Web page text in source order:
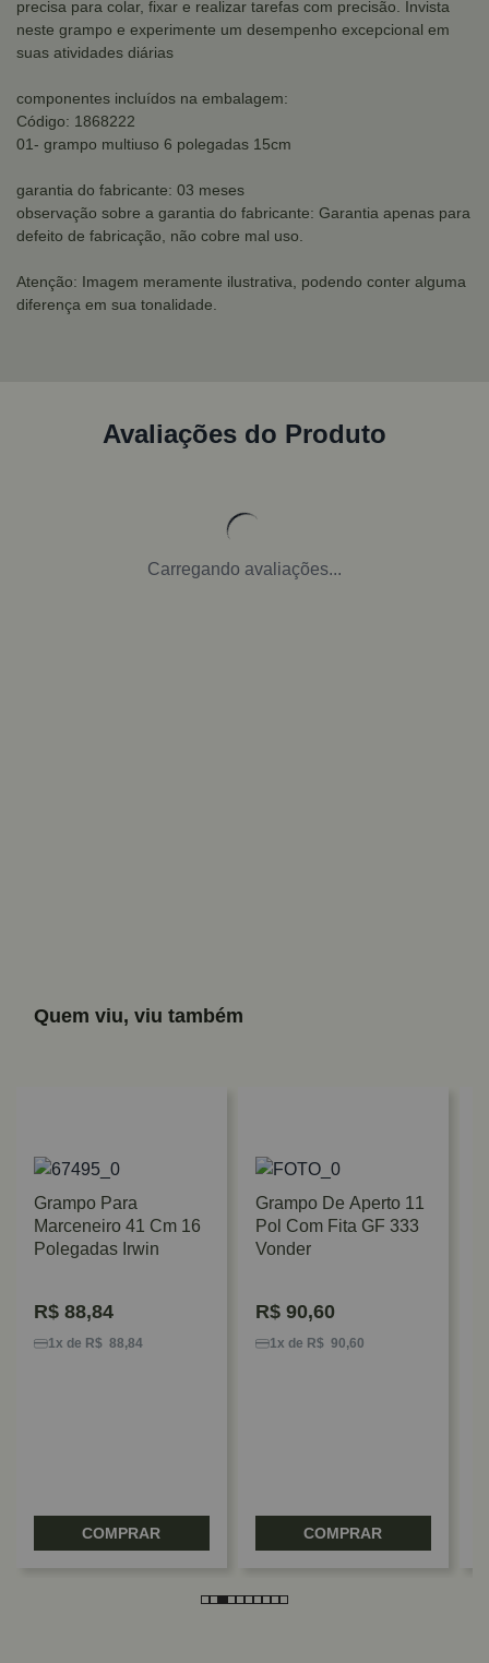
precisa para colar, fixar e realizar tarefas com precisão. Invista
neste grampo e experimente um desempenho excepcional em
suas atividades diárias
componentes incluídos na embalagem:
Código: 1868222
01- grampo multiuso 6 polegadas 15cm
garantia do fabricante: 03 meses
observação sobre a garantia do fabricante: Garantia apenas para
defeito de fabricação, não cobre mal uso.
Atenção: Imagem meramente ilustrativa, podendo conter alguma
diferença em sua tonalidade.
Avaliações do Produto
Carregando avaliações...
Quem viu, viu também
Grampo Para
Marceneiro 41 Cm 16
Polegadas Irwin
R$ 88,84
1x de R$ 88,84
COMPRAR
Grampo De Aperto 11
Pol Com Fita GF 333
Vonder
R$ 90,60
1x de R$ 90,60
COMPRAR